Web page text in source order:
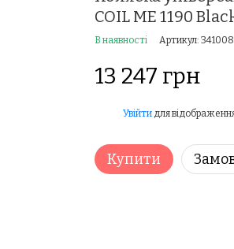
COIL ME 1190
В наявності Артикул: 341008
13 247 грн
Увійти для
Купити